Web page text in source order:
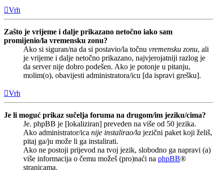
Vrh
Zašto je vrijeme i dalje prikazano netočno iako sam
promijenio/la vremensku zonu?
Ako si siguran/na da si postavio/la točnu vremensku zonu, ali
je vrijeme i dalje netočno prikazano, najvjerojatniji razlog je
da server nije dobro podešen. Ako je potonje u pitanju,
molim(o), obavijesti administratora/icu [da ispravi grešku].
Vrh
Je li moguć prikaz sučelja foruma na drugom/im jeziku/cima?
Je. phpBB je [lokaliziran] preveden na više od 50 jezika.
Ako administrator/ica nije instalirao/la jezični paket koji želiš,
pitaj ga/ju može li ga instalirati.
Ako ne postoji prijevod na tvoj jezik, slobodno ga napravi (a)
više informacija o čemu možeš (pro)naći na phpBB®
stranicama.